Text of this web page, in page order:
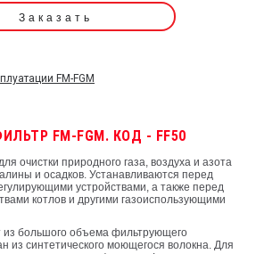
Заказать
FM-FGM
FM-FGM. КОД - FF50
очистки природного газа, воздуха и азота
и осадков. Устанавливаются перед
устройствами, а также перед
котлов и другими газоиспользующими
из большого объема фильтрующего
из синтетического моющегося волокна. Для